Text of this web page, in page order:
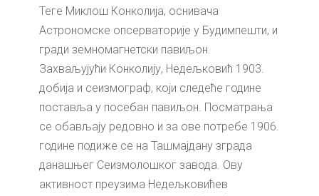
Теге Миклош Конколија, оснивача
Астрономске опсерваторије у Будимпешти, и
гради земномагнетски павиљон.
Захваљујући Конколију, Недељковић 1903.
добија и сеизмограф, који следеће године
поставља у посебан павиљон. Посматрања
се обављају редовно и за ове потребе 1906.
године подиже се на Ташмајдану зграда
данашњег Сеизмолошког завода. Ову
активност преузима Недељковићев